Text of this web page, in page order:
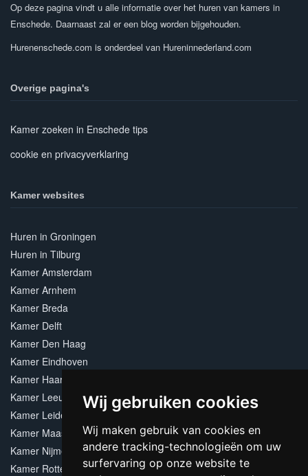
Wij gebruiken cookies
Wij maken gebruik van cookies en
andere tracking-technologieën om uw
surfervaring op onze website te
Op deze pagina vindt u alle informatie over het huren van kamers in
Enschede. Daarnaast zal er een blog worden bijgehouden.
Hurenenschede.com is onderdeel van Hureninnederland.com
Overige pagina's
Kamer zoeken in Enschede tips
cookie en privacyverklaring
Kamer websites
Huren in Groningen
Huren in Tilburg
Kamer Amsterdam
Kamer Arnhem
Kamer Breda
Kamer Delft
Kamer Den Haag
Kamer Eindhoven
Kamer Haarlem
Kamer Leeuwarden
Kamer Leiden
Kamer Maastricht
Kamer Nijmegen
Kamer Rotterdam